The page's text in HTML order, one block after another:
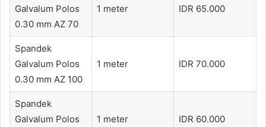
Galvalum Polos
0.30 mm AZ 70
1 meter IDR 65.000
Spandek
Galvalum Polos
0.30 mm AZ 100
1 meter IDR 70.000
Spandek
Galvalum Polos
1 meter IDR 60.000